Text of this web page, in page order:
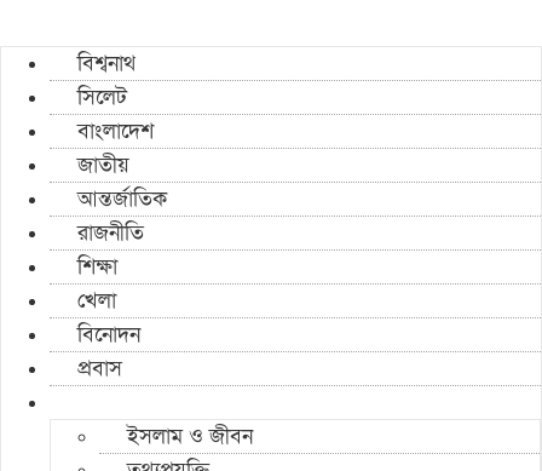
বিশ্বনাথ
সিলেট
বাংলাদেশ
জাতীয়
আন্তর্জাতিক
রাজনীতি
শিক্ষা
খেলা
বিনোদন
প্রবাস
ইসলাম ও জীবন